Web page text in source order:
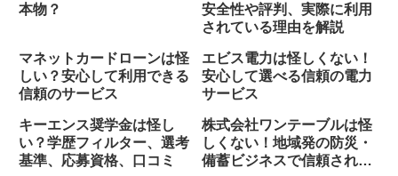
本物？
安全性や評判、実際に利用
されている理由を解説
マネットカードローンは怪
しい？安心して利用できる
信頼のサービス
エビス電力は怪しくない！
安心して選べる信頼の電力
サービス
キーエンス奨学金は怪し
い？学歴フィルター、選考
基準、応募資格、口コミ
株式会社ワンテーブルは怪
しくない！地域発の防災・
備蓄ビジネスで信頼される